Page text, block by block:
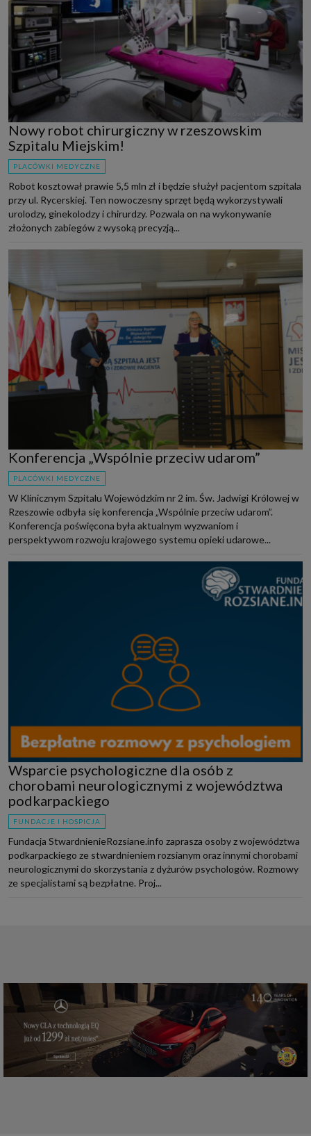
Nowy robot chirurgiczny w rzeszowskim
Szpitalu Miejskim!
PLACÓWKI MEDYCZNE
Robot kosztował prawie 5,5 mln zł i będzie służył pacjentom szpitala
przy ul. Rycerskiej. Ten nowoczesny sprzęt będą wykorzystywali
urolodzy, ginekolodzy i chirurdzy. Pozwala on na wykonywanie
złożonych zabiegów z wysoką precyzją...
Konferencja „Wspólnie przeciw udarom”
PLACÓWKI MEDYCZNE
W Klinicznym Szpitalu Wojewódzkim nr 2 im. Św. Jadwigi Królowej w
Rzeszowie odbyła się konferencja „Wspólnie przeciw udarom”.
Konferencja poświęcona była aktualnym wyzwaniom i
perspektywom rozwoju krajowego systemu opieki udarowe...
Wsparcie psychologiczne dla osób z
chorobami neurologicznymi z województwa
podkarpackiego
FUNDACJE I HOSPICJA
Fundacja StwardnienieRozsiane.info zaprasza osoby z województwa
podkarpackiego ze stwardnieniem rozsianym oraz innymi chorobami
neurologicznymi do skorzystania z dyżurów psychologów. Rozmowy
ze specjalistami są bezpłatne. Proj...